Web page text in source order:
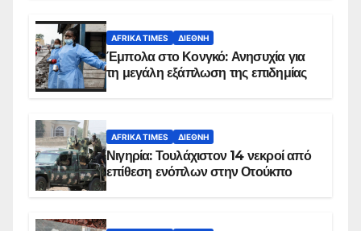
AFRIKA TIMES ΔΙΕΘΝΉ
Έμπολα στο Κονγκό: Ανησυχία για
τη μεγάλη εξάπλωση της επιδημίας
AFRIKA TIMES ΔΙΕΘΝΉ
Νιγηρία: Τουλάχιστον 14 νεκροί από
επίθεση ενόπλων στην Οτούκπο